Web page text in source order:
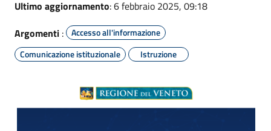
Ultimo aggiornamento: 6 febbraio 2025, 09:18
Argomenti :
Accesso all'informazione
Comunicazione istituzionale
Istruzione